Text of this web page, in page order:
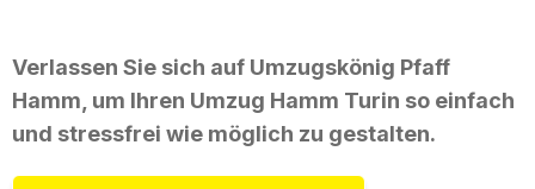
Verlassen Sie sich auf Umzugskönig Pfaff
Hamm, um Ihren Umzug Hamm Turin so einfach
und stressfrei wie möglich zu gestalten.